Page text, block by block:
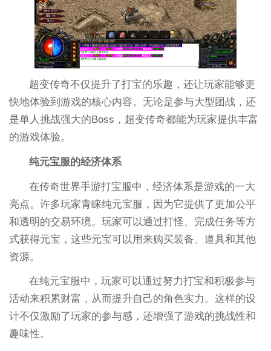
超变传奇不仅提升了打宝的乐趣，还让玩家能够更
快地体验到游戏的核心内容。无论是参与大型团战，还
是单人挑战强大的Boss，超变传奇都能为玩家提供丰富
的游戏体验。
纯元宝服的经济体系
在传奇世界手游打宝服中，经济体系是游戏的一大
亮点。许多玩家青睐纯元宝服，因为它提供了更加公平
和透明的交易环境。玩家可以通过打怪、完成任务等方
式获得元宝，这些元宝可以用来购买装备、道具和其他
资源。
在纯元宝服中，玩家可以通过努力打宝和积极参与
活动来积累财富，从而提升自己的角色实力。这样的设
计不仅激励了玩家的参与感，还增强了游戏的挑战性和
趣味性。